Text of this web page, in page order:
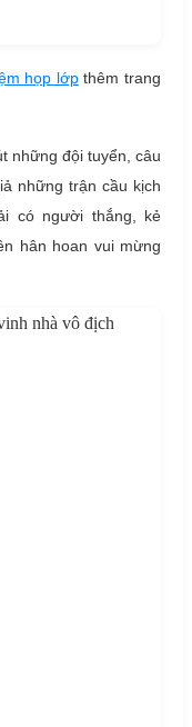
họp lớpthêm trang
những đội tuyển, câu
những trận cầu kịch
có người thắng, kẻ
hân hoan vui mừng